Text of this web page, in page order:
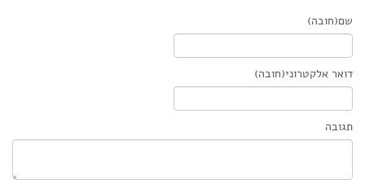
שם(חובה)
דואר אלקטרוני(חובה)
תגובה